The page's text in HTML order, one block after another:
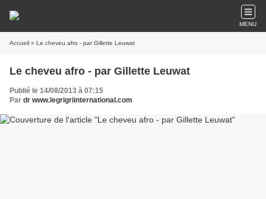
MENU
Accueil » Le cheveu afro - par Gillette Leuwat
Le cheveu afro - par Gillette Leuwat
Publié le 14/08/2013 à 07:15
Par dr www.legrigriinternational.com